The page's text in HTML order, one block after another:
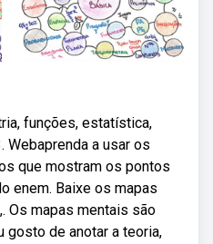
funções, estatística,
Webaprenda a usar os
que mostram os pontos
enem. Baixe os mapas
Os mapas mentais são
gosto de anotar a teoria,